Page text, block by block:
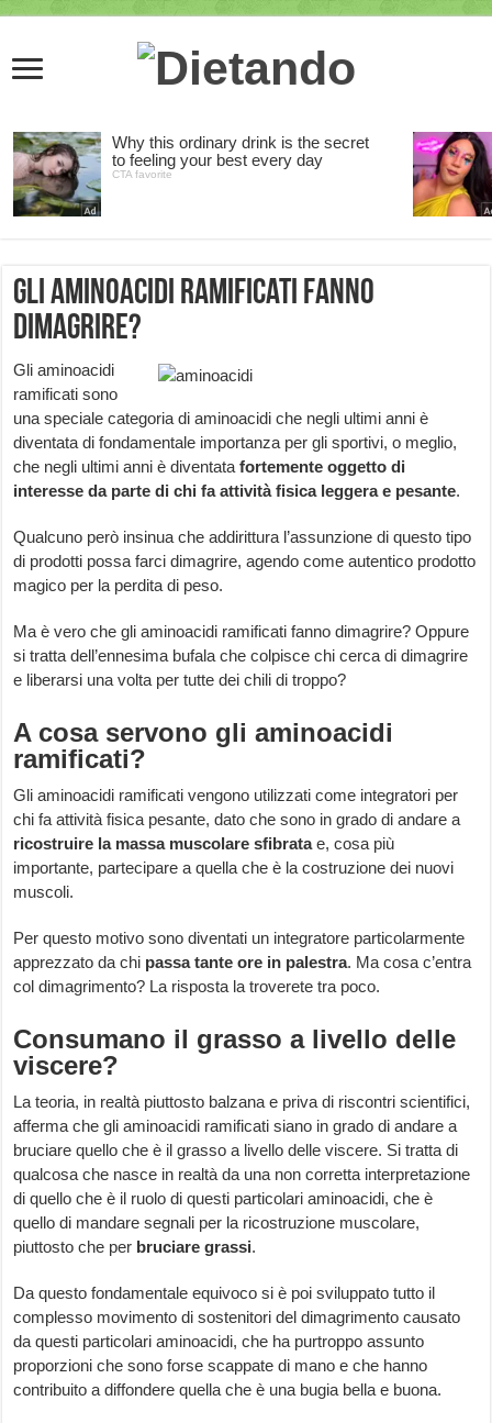
Gli Aminoacidi Ramificati fanno
Dimagrire?
Gli aminoacidi
ramificati sono
una speciale categoria di aminoacidi che negli ultimi anni è
diventata di fondamentale importanza per gli sportivi, o meglio,
che negli ultimi anni è diventatafortemente oggetto di
interesse da parte di chi fa attività fisica leggera e pesante.
Qualcuno però insinua che addirittura l’assunzione di questo tipo
di prodotti possa farci dimagrire, agendo come autentico prodotto
magico per la perdita di peso.
Ma è vero che gli aminoacidi ramificati fanno dimagrire? Oppure
si tratta dell’ennesima bufala che colpisce chi cerca di dimagrire
e liberarsi una volta per tutte dei chili di troppo?
A cosa servono gli aminoacidi
ramificati?
Gli aminoacidi ramificati vengono utilizzati come integratori per
chi fa attività fisica pesante, dato che sono in grado di andare a
ricostruire la massa muscolare sfibratae, cosa più
importante, partecipare a quella che è la costruzione dei nuovi
muscoli.
Per questo motivo sono diventati un integratore particolarmente
apprezzato da chi passa tante ore in palestra. Ma cosa c’entra
col dimagrimento? La risposta la troverete tra poco.
Consumano il grasso a livello delle
viscere?
La teoria, in realtà piuttosto balzana e priva di riscontri scientifici,
afferma che gli aminoacidi ramificati siano in grado di andare a
bruciare quello che è il grasso a livello delle viscere. Si tratta di
qualcosa che nasce in realtà da una non corretta interpretazione
di quello che è il ruolo di questi particolari aminoacidi, che è
quello di mandare segnali per la ricostruzione muscolare,
piuttosto che per bruciare grassi.
Da questo fondamentale equivoco si è poi sviluppato tutto il
complesso movimento di sostenitori del dimagrimento causato
da questi particolari aminoacidi, che ha purtroppo assunto
proporzioni che sono forse scappate di mano e che hanno
contribuito a diffondere quella che è una bugia bella e buona.